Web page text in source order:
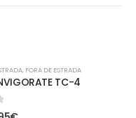
, FORA DE ESTRADA
TC-4